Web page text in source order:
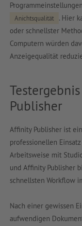
Anichtsqualität
. Hier
oder schnellster
Computern würden
Anzeigequalität
Publisher
Affinity Publisher ist
professionellen
Arbeitsweise mit
und Affinity Publisher
schnellsten Workflow
Nach einer gewissen
aufwendigen